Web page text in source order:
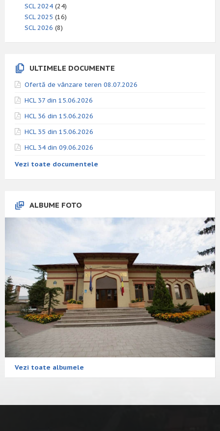
SCL 2024 (24)
SCL 2025 (16)
SCL 2026 (8)
ULTIMELE DOCUMENTE
Ofertă de vânzare teren 08.07.2026
HCL 37 din 15.06.2026
HCL 36 din 15.06.2026
HCL 35 din 15.06.2026
HCL 34 din 09.06.2026
Vezi toate documentele
ALBUME FOTO
Vezi toate albumele